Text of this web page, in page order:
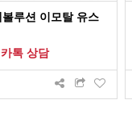
루션 이모탈 유스
카톡 상담